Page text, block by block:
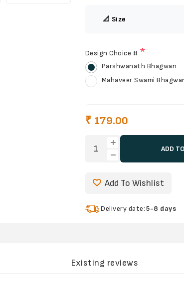
📐 Size
Design Choice # *
Parshwanath Bhagwan
Mahaveer Swami
₹ 179.00
ADD
Add To Wishlist
Delivery date:5-8 days
Existing reviews